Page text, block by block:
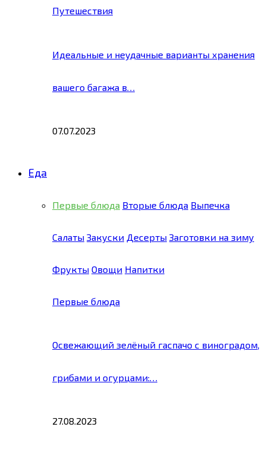
Путешествия
Идеальные и неудачные варианты хранения
вашего багажа в…
07.07.2023
Еда
Первые блюда Вторые блюда Выпечка
Салаты Закуски Десерты Заготовки на зиму
Фрукты Овощи Напитки
Первые блюда
Освежающий зелёный гаспачо с виноградом,
грибами и огурцами:…
27.08.2023